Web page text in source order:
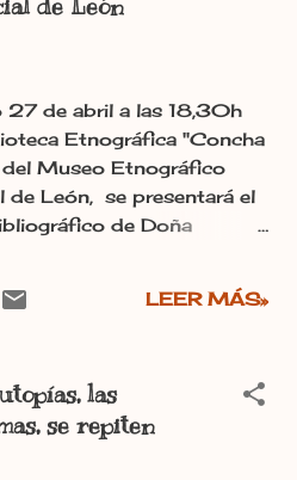
de León
27 de abril a las 18,30h
Etnográfica "Concha
Museo Etnográfico
de León, se presentará el
de Doña
en conmemoración del Día
del Libro y ante la
en el Museo
de la Diputación de
LEER MÁS»
las
se repiten